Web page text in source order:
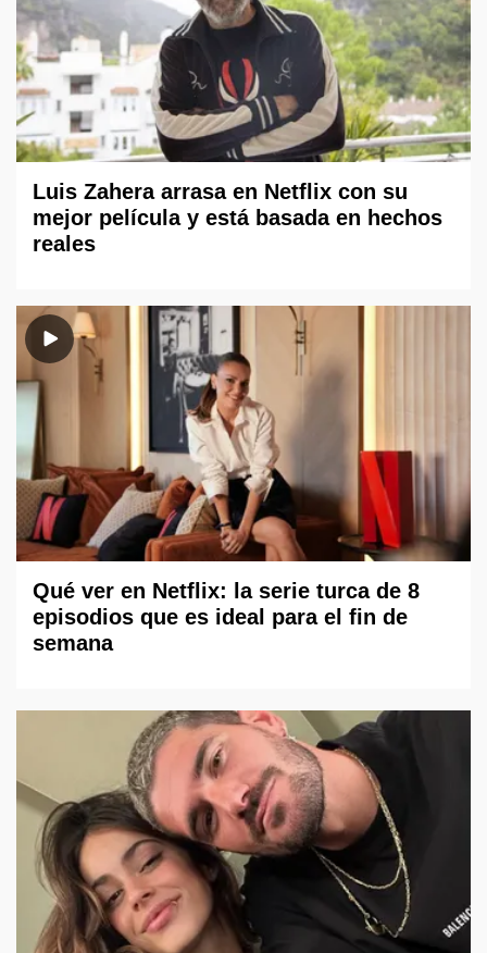
Luis Zahera arrasa en Netflix con su
mejor película y está basada en hechos
reales
Qué ver en Netflix: la serie turca de 8
episodios que es ideal para el fin de
semana